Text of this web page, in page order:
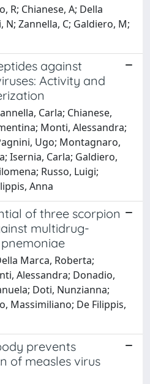
R; Chianese, A; Della
N; Zannella, C; Galdiero, M;
against
Activity and
Carla; Chianese,
Monti, Alessandra;
Ugo; Montagnaro,
Isernia, Carla; Galdiero,
Russo, Luigi;
Anna
of three scorpion
multidrug-
Marca, Roberta;
Alessandra; Donadio,
Doti, Nunzianna;
Massimiliano; De Filippis,
prevents
of measles virus